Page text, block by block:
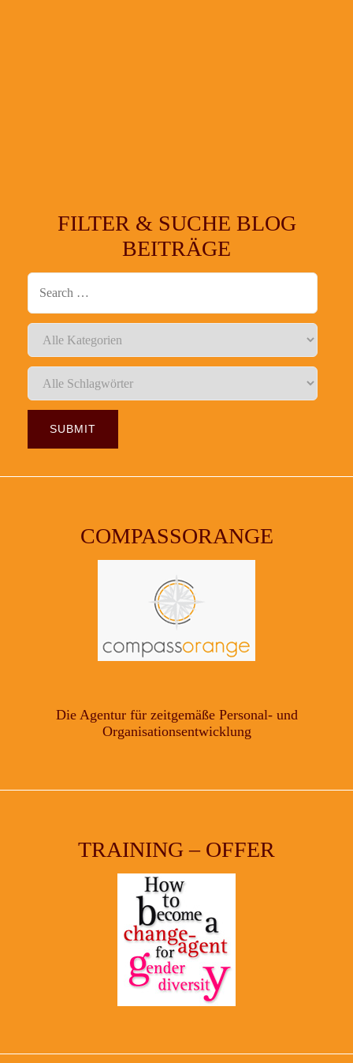
FILTER & SUCHE BLOG
BEITRÄGE
COMPASSORANGE
Die Agentur für zeitgemäße Personal- und
Organisationsentwicklung
TRAINING – OFFER